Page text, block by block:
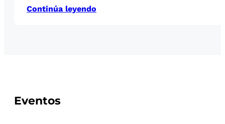
Continúa leyendo
Eventos